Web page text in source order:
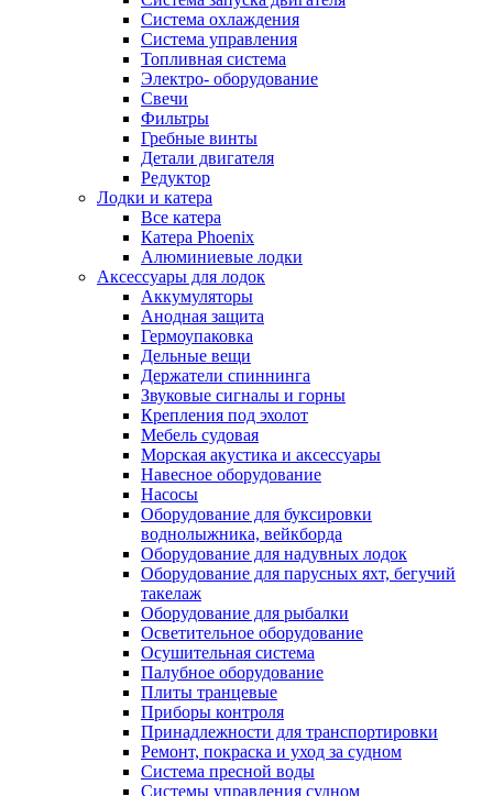
Система охлаждения
Система управления
Топливная система
Электро- оборудование
Свечи
Фильтры
Гребные винты
Детали двигателя
Редуктор
Лодки и катера
Все катера
Катера Phoenix
Алюминиевые лодки
Аксессуары для лодок
Аккумуляторы
Анодная защита
Гермоупаковка
Дельные вещи
Держатели спиннинга
Звуковые сигналы и горны
Крепления под эхолот
Мебель судовая
Морская акустика и аксессуары
Навесное оборудование
Насосы
Оборудование для буксировки
воднолыжника, вейкборда
Оборудование для надувных лодок
Оборудование для парусных яхт, бегучий
такелаж
Оборудование для рыбалки
Осветительное оборудование
Осушительная система
Палубное оборудование
Плиты транцевые
Приборы контроля
Принадлежности для транспортировки
Ремонт, покраска и уход за судном
Система пресной воды
Системы управления судном